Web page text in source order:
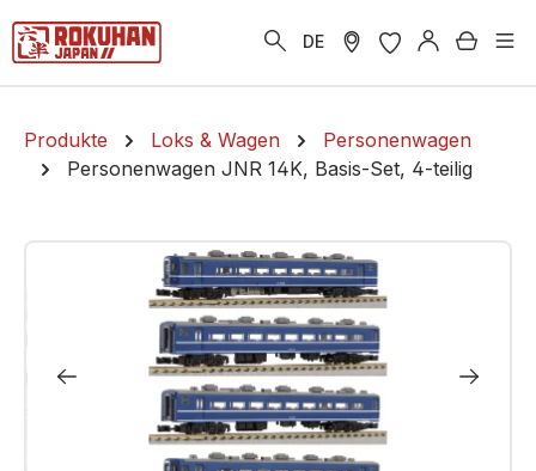
springen DE
Produkte Loks & Wagen
Personenwagen
Personenwagen JNR 14K, Basis-Set, 4-teilig
Bildergalerie überspringen